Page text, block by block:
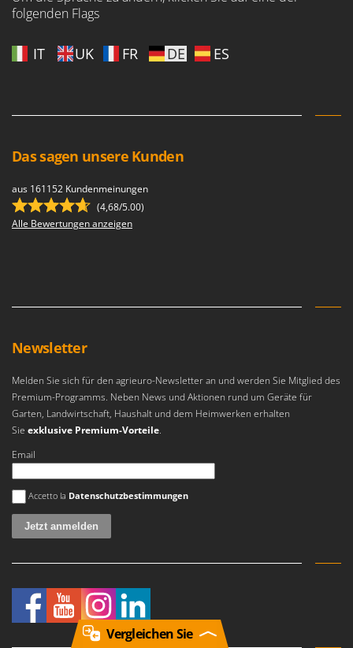
folgenden Flags
IT UK FR DE ES
Das sagen unsere Kunden
aus 161152 Kundenmeinungen
(4,68/5.00)
Alle Bewertungen anzeigen
Newsletter
Melden Sie sich für den agrieuro-Newsletter an und werden Sie Mitglied des
Premium-Programms. Neben News und Aktionen rund um Geräte für
Garten, Landwirtschaft, Haushalt und dem Heimwerken erhalten
Sie exklusive Premium-Vorteile.
Email
Es ist ein Fehler aufgetreten
Accetto la Datenschutzbestimmungen
Vergleichen Sie